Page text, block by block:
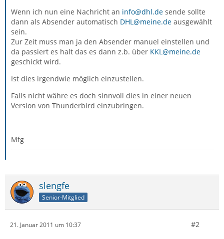
Wenn ich nun eine Nachricht an info@dhl.de sende sollte
dann als Absender automatisch DHL@meine.de ausgewählt
sein.
Zur Zeit muss man ja den Absender manuel einstellen und
da passiert es halt das es dann z.b. über KKL@meine.de
geschickt wird.
Ist dies irgendwie möglich einzustellen.
Falls nicht währe es doch sinnvoll dies in einer neuen
Version von Thunderbird einzubringen.
Mfg
slengfe
Senior-Mitglied
21. Januar 2011 um 10:37 #2